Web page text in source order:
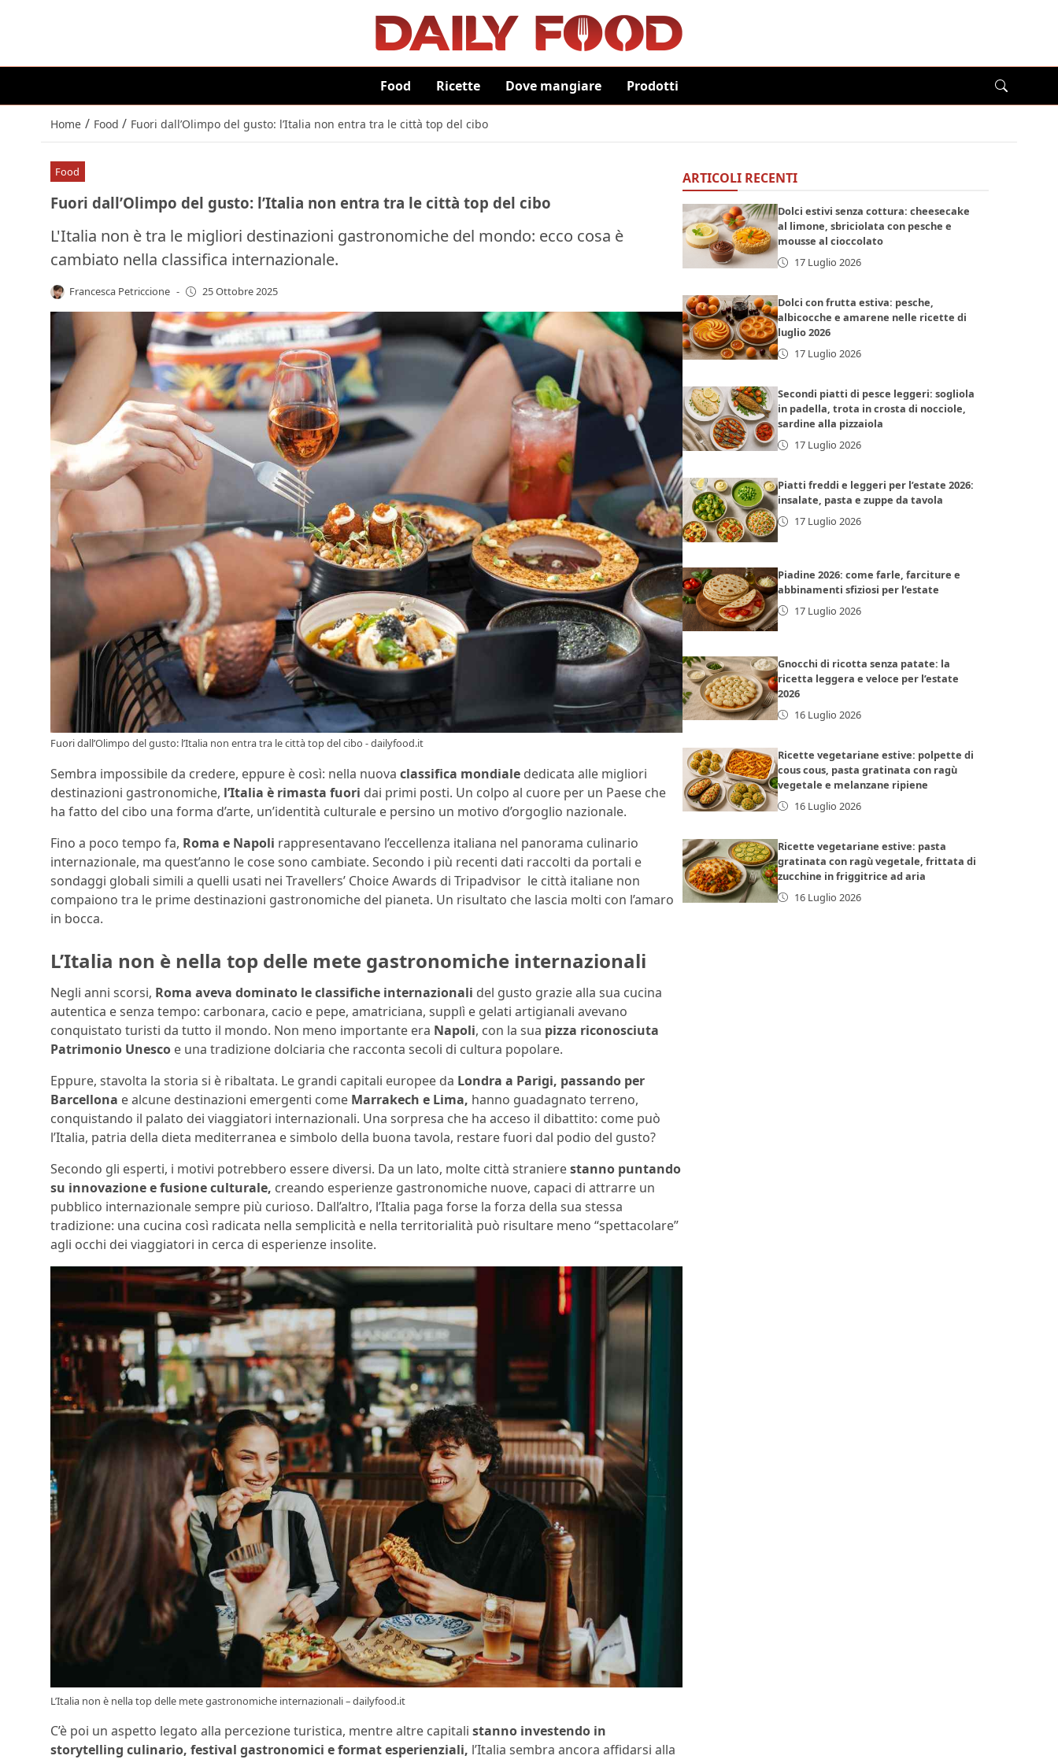
Food Ricette Dove mangiare Prodotti
Home / Food / Fuori dall’Olimpo del gusto: l’Italia non entra tra le città top del cibo
Food
Fuori dall’Olimpo del gusto: l’Italia non entra tra le città top del cibo
L'Italia non è tra le migliori destinazioni gastronomiche del mondo: ecco cosa è
cambiato nella classifica internazionale.
Francesca Petriccione - 25 Ottobre 2025
Fuori dall’Olimpo del gusto: l’Italia non entra tra le città top del cibo - dailyfood.it
Sembra impossibile da credere, eppure è così: nella nuova classifica mondiale dedicata alle migliori
destinazioni gastronomiche, l’Italia è rimasta fuori dai primi posti. Un colpo al cuore per un Paese che
ha fatto del cibo una forma d’arte, un’identità culturale e persino un motivo d’orgoglio nazionale.
Fino a poco tempo fa, Roma e Napoli rappresentavano l’eccellenza italiana nel panorama culinario
internazionale, ma quest’anno le cose sono cambiate. Secondo i più recenti dati raccolti da portali e
sondaggi globali simili a quelli usati nei Travellers’ Choice Awards di Tripadvisor le città italiane non
compaiono tra le prime destinazioni gastronomiche del pianeta. Un risultato che lascia molti con l’amaro
in bocca.
L’Italia non è nella top delle mete gastronomiche internazionali
Negli anni scorsi, Roma aveva dominato le classifiche internazionali del gusto grazie alla sua cucina
autentica e senza tempo: carbonara, cacio e pepe, amatriciana, supplì e gelati artigianali avevano
conquistato turisti da tutto il mondo. Non meno importante era Napoli, con la sua pizza riconosciuta
Patrimonio Unesco e una tradizione dolciaria che racconta secoli di cultura popolare.
Eppure, stavolta la storia si è ribaltata. Le grandi capitali europee da Londra a Parigi, passando per
Barcellona e alcune destinazioni emergenti come Marrakech e Lima, hanno guadagnato terreno,
conquistando il palato dei viaggiatori internazionali. Una sorpresa che ha acceso il dibattito: come può
l’Italia, patria della dieta mediterranea e simbolo della buona tavola, restare fuori dal podio del gusto?
Secondo gli esperti, i motivi potrebbero essere diversi. Da un lato, molte città stranierestanno puntando
su innovazione e fusione culturale, creando esperienze gastronomiche nuove, capaci di attrarre un
pubblico internazionale sempre più curioso. Dall’altro, l’Italia paga forse la forza della sua stessa
tradizione: una cucina così radicata nella semplicità e nella territorialità può risultare meno “spettacolare”
agli occhi dei viaggiatori in cerca di esperienze insolite.
L’Italia non è nella top delle mete gastronomiche internazionali – dailyfood.it
C’è poi un aspetto legato alla percezione turistica, mentre altre capitali stanno investendo in
storytelling culinario, festival gastronomici e format esperienziali, l’Italia sembra ancora affidarsi alla
ARTICOLI RECENTI
Dolci estivi senza cottura: cheesecake
al limone, sbriciolata con pesche e
mousse al cioccolato
17 Luglio 2026
Dolci con frutta estiva: pesche,
albicocche e amarene nelle ricette di
luglio 2026
17 Luglio 2026
Secondi piatti di pesce leggeri: sogliola
in padella, trota in crosta di nocciole,
sardine alla pizzaiola
17 Luglio 2026
Piatti freddi e leggeri per l’estate 2026:
insalate, pasta e zuppe da tavola
17 Luglio 2026
Piadine 2026: come farle, farciture e
abbinamenti sfiziosi per l’estate
17 Luglio 2026
Gnocchi di ricotta senza patate: la
ricetta leggera e veloce per l’estate
2026
16 Luglio 2026
Ricette vegetariane estive: polpette di
cous cous, pasta gratinata con ragù
vegetale e melanzane ripiene
16 Luglio 2026
Ricette vegetariane estive: pasta
gratinata con ragù vegetale, frittata di
zucchine in friggitrice ad aria
16 Luglio 2026